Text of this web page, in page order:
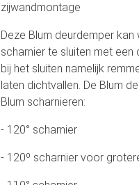
zijwandmontage
Deze Blum deurdemper
scharnier te sluiten met een
bij het sluiten namelijk
laten dichtvallen. De Blum
Blum scharnieren:
- 120° scharnier
- 120º scharnier voor